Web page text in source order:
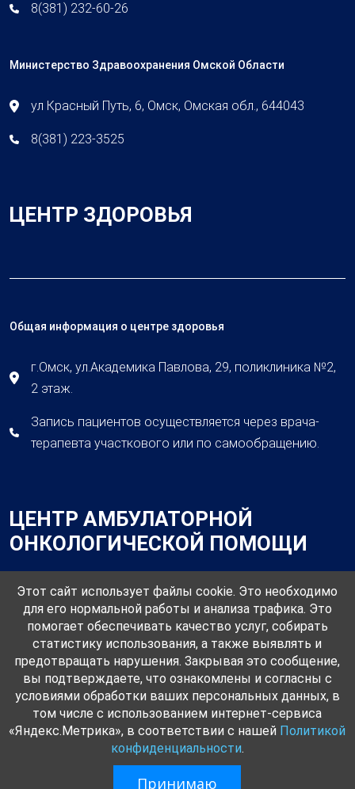
8(381) 232-60-26
Министерство Здравоохранения Омской Области
ул Красный Путь, 6, Омск, Омская обл., 644043
8(381) 223-3525
ЦЕНТР ЗДОРОВЬЯ
Общая информация о центре здоровья
г.Омск, ул.Академика Павлова, 29, поликлиника №2,
2 этаж.
Запись пациентов осуществляется через врача-
терапевта участкового или по самообращению.
ЦЕНТР АМБУЛАТОРНОЙ
ОНКОЛОГИЧЕСКОЙ ПОМОЩИ
Общая информация о центре амбулаторной онкологической
помощия
г.Омск, ул.Воровского,62/1
+7 (3812) 20-20-34 — регистратура
© 2026. Разработка и поддержка:ООО «СибСР»
Этот сайт использует файлы cookie. Это необходимо
для его нормальной работы и анализа трафика. Это
помогает обеспечивать качество услуг, собирать
статистику использования, а также выявлять и
предотвращать нарушения. Закрывая это сообщение,
вы подтверждаете, что ознакомлены и согласны с
условиями обработки ваших персональных данных, в
том числе с использованием интернет-сервиса
«Яндекс.Метрика», в соответствии с нашей Политикой
конфиденциальности.
Принимаю